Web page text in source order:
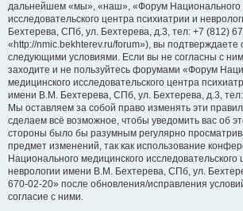
дальнейшем «мы», «наш», «Форум Национального
исследовательского центра психиатрии и
Бехтерева, СПб, ул. Бехтерева, д.3, тел: +7 (812)
«http://nmic.bekhterev.ru/forum»), вы подтверждаете
следующими условиями. Если вы не согласны с
заходите и не пользуйтесь форумами «Форум
медицинского исследовательского центра
имени В.М. Бехтерева, СПб, ул. Бехтерева, д.3,
Мы оставляем за собой право изменять эти
сделаем всё возможное, чтобы уведомить вас об
стороны было бы разумным регулярно
предмет изменений, так как использование
Национального медицинского исследовательского
неврологии имени В.М. Бехтерева, СПб, ул.
670-02-20» после обновления/исправления
согласие с ними.